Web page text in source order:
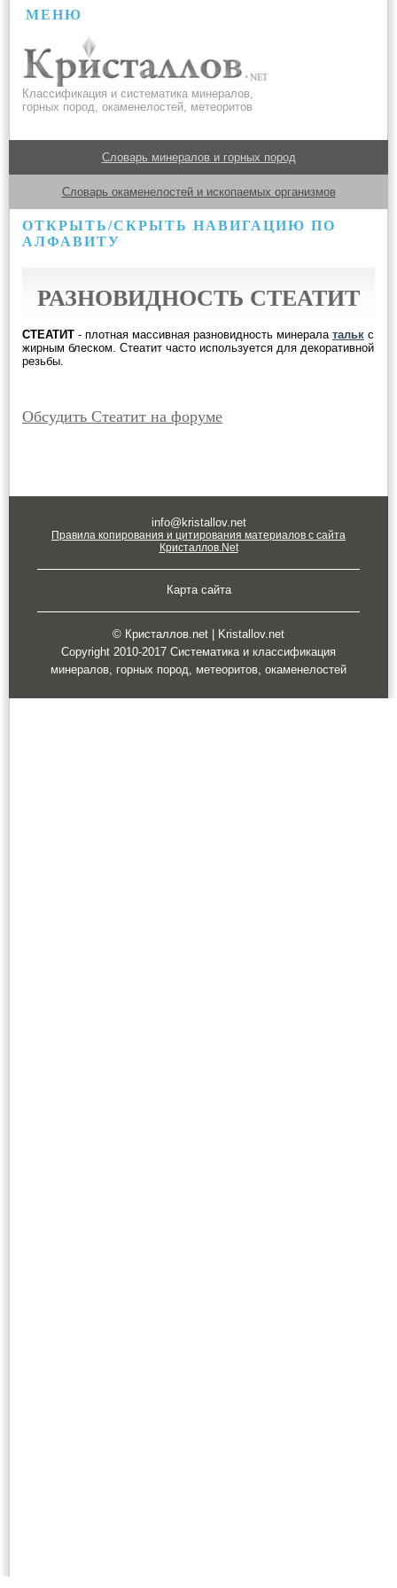
МЕНЮ
Классификация и систематика минералов,
горных пород, окаменелостей, метеоритов
Словарь минералов и горных пород
Словарь окаменелостей и ископаемых организмов
ОТКРЫТЬ/СКРЫТЬ НАВИГАЦИЮ ПО
АЛФАВИТУ
РАЗНОВИДНОСТЬ СТЕАТИТ
СТЕАТИТ - плотная массивная разновидность минерала тальк с
жирным блеском. Стеатит часто используется для декоративной
резьбы.
Обсудить Стеатит на форуме
info@kristallov.net
Правила копирования и цитирования материалов с сайта
Кристаллов.Net
Карта сайта
© Кристаллов.net | Kristallov.net
Copyright 2010-2017 Систематика и классификация
минералов, горных пород, метеоритов, окаменелостей